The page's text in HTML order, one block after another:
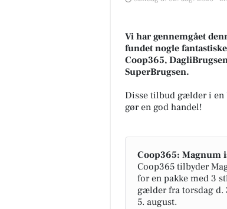
Vi har gennemgået
fundet nogle
Coop365,
SuperBrugsen.
Disse tilbud gælder i en
gør en god handel!
Coop365: Magnum
Coop365 tilbyder
for en pakke med 3
gælder fra torsdag d.
5. august.